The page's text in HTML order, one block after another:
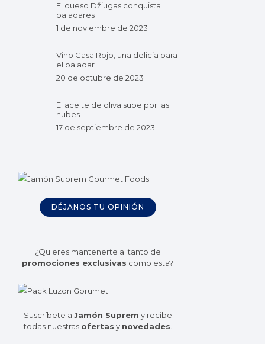
El queso Džiugas conquista
paladares
1 de noviembre de 2023
Vino Casa Rojo, una delicia para
el paladar
20 de octubre de 2023
El aceite de oliva sube por las
nubes
17 de septiembre de 2023
DÉJANOS TU OPINIÓN
¿Quieres mantenerte al tanto de
promociones exclusivas como esta?
Suscríbete a Jamón Suprem y recibe
todas nuestras ofertas y novedades